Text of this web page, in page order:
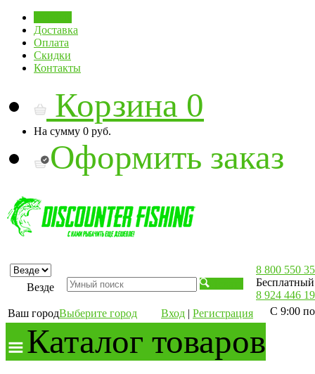
Доставка
Оплата
Скидки
Контакты
Корзина 0
На сумму 0 руб.
Оформить заказ
Везде
Ваш городВыберите город Вход | Регистрация
8 800 550
8 924 446
С 9:00
Каталог товаров